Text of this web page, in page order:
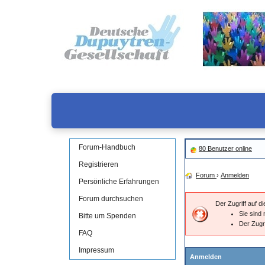
Forum-Handbuch
Registrieren
Persönliche Erfahrungen
Forum durchsuchen
Bitte um Spenden
FAQ
Impressum
80 Benutzer online
Forum › Anmelden
Der Zugriff auf
Sie sind
Der
Anmelden